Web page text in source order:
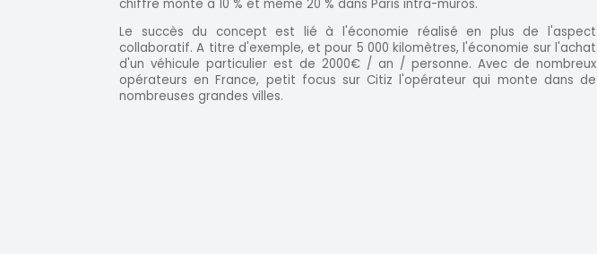
chiffre monte à 10 % et même 20 % dans Paris intra-muros.
Le succès du concept est lié à l'économie réalisé en plus de l'aspect
collaboratif. A titre d'exemple, et pour 5 000 kilomètres, l'économie sur l'achat
d'un véhicule particulier est de 2000€ / an / personne. Avec de nombreux
opérateurs en France, petit focus sur Citiz l'opérateur qui monte dans de
nombreuses grandes villes.